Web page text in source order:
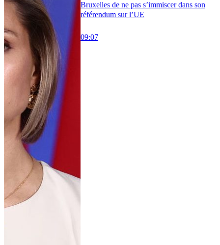
Bruxelles de ne pas s’immiscer dans son
référendum sur l’UE
09:07